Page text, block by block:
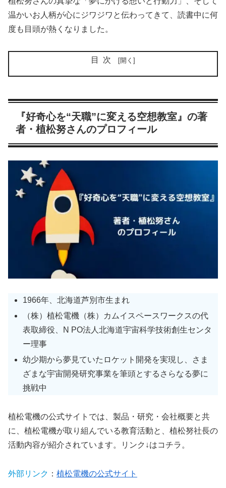
温かいお人柄が心にジワジワと伝わってきて、読書中に何
度も目頭が熱くなりました。
目次
『好奇心を“天職”に変える空想教室』の著
者・植松努さんのプロフィール
1966年、北海道芦別市生まれ
（株）植松電機（株）カムイスペースワークスの代
表取締役、N PO法人北海道宇宙科学技術創生センタ
ー理事
幼少期から夢見ていたロケット開発を実現し、さま
ざまな宇宙開発研究事業を筆頭とするさらなる夢に
挑戦中
植松電機の公式サイトでは、製品・研究・会社概要と共
に、植松電機が取り組んでいる教育活動と、植松努社長の
活動内容が紹介されています。リンク↓はコチラ。
外部リンク ： 植松電機の公式サイト